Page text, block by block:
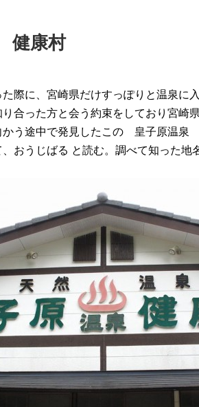
健康村
際に、宮崎県だけすっぽりと温泉に
合った方と会う約束をしており宮崎
かう途中で発見したこの 皇子原温泉
おうじばる と読む。調べて知った地